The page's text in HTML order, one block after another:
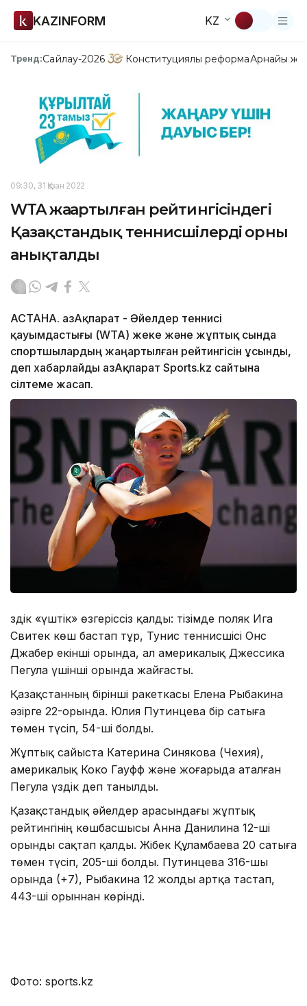
KAZINFORM KZ
Тренд:Сайлау-2026 Конституциялық реформаАрнайы
09:30, 31 Қазан 2022
WTA жаңартылған рейтингісіндегі
Қазақстандық теннисшілердің орны
анықталды
АСТАНА. ҚазАқпарат - Әйелдер теннисі
қауымдастығы (WTA) жеке және жұптық сында
спортшылардың жаңартылған рейтингісін ұсынды,
деп хабарлайды ҚазАқпарат Sports.kz сайтына
сілтеме жасап.
Үздік «үштік» өзгеріссіз қалды: тізімде поляк Ига
Свитек көш бастап тұр, Тунис теннисшісі Онс
Джабер екінші орында, ал америкалық Джессика
Пегула үшінші орында жайғасты.
Қазақстанның бірінші ракеткасы Елена Рыбакина
әзірге 22-орында. Юлия Путинцева бір сатыға
төмен түсіп, 54-ші болды.
Жұптық сайыста Катерина Синякова (Чехия),
америкалық Коко Гауфф және жоғарыда аталған
Пегула үздік деп танылды.
Қазақстандық әйелдер арасындағы жұптық
рейтингінің көшбасшысы Анна Данилина 12-ші
орынды сақтап қалды. Жібек Құламбаева 20 сатыға
төмен түсіп, 205-ші болды. Путинцева 316-шы
орында (+7), Рыбакина 12 жолды артқа тастап,
443-ші орыннан көрінді.
Фото: sports.kz